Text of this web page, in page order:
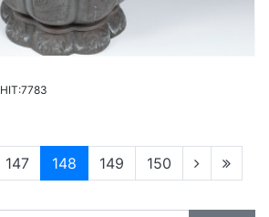
HIT:7783
147 148 현재페이지
149 150